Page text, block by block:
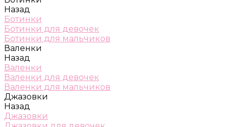
Назад
Ботинки
Ботинки для девочек
Ботинки для мальчиков
Валенки
Назад
Валенки
Валенки для девочек
Валенки для мальчиков
Джазовки
Назад
Джазовки